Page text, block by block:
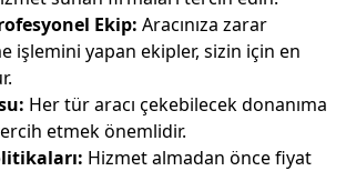
Ekip: Aracınıza zarar
işlemini yapan ekipler, sizin için en
Her tür aracı çekebilecek donanıma
etmek önemlidir.
Hizmet almadan önce fiyat